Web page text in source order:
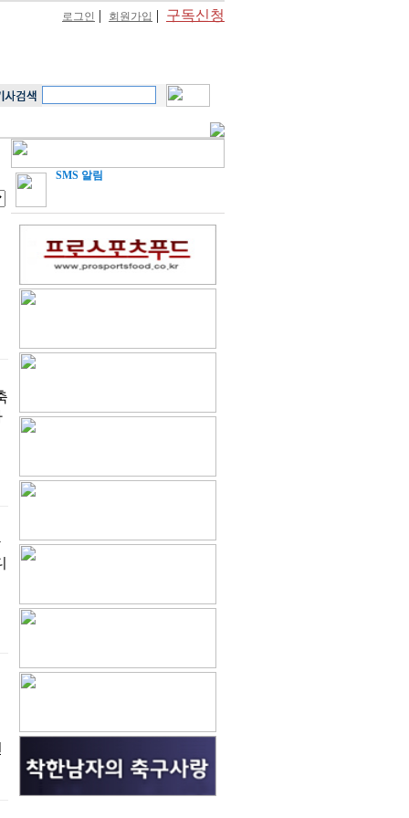
로그인 | 회원가입 | 구독신청
SMS 알림